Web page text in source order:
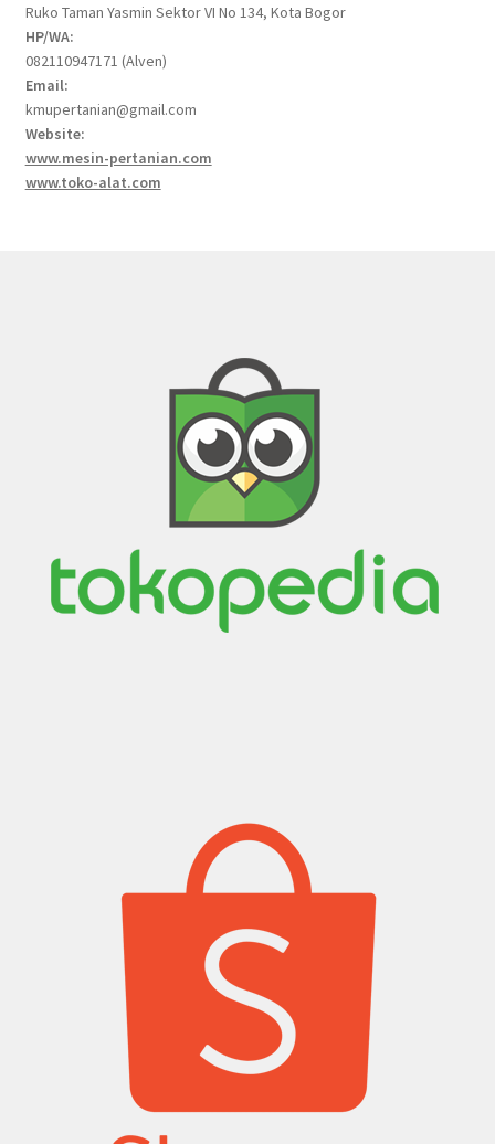
Ruko Taman Yasmin Sektor VI No 134, Kota Bogor
HP/WA:
082110947171 (Alven)
Email:
kmupertanian@gmail.com
Website:
www.mesin-pertanian.com
www.toko-alat.com